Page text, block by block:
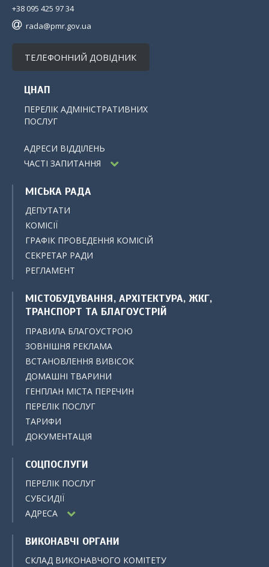
+38 095 425 97 34
rada@pmr.gov.ua
ТЕЛЕФОННИЙ ДОВІДНИК
ЦНАП
ПЕРЕЛІК АДМІНІСТРАТИВНИХ
ПОСЛУГ
АДРЕСИ ВІДДІЛЕНЬ
ЧАСТІ ЗАПИТАННЯ
МІСЬКА РАДА
ДЕПУТАТИ
КОМІСІЇ
ГРАФІК ПРОВЕДЕННЯ КОМІСІЙ
СЕКРЕТАР РАДИ
РЕГЛАМЕНТ
МІСТОБУДУВАННЯ, АРХІТЕКТУРА, ЖКГ,
ТРАНСПОРТ ТА БЛАГОУСТРІЙ
ПРАВИЛА БЛАГОУСТРОЮ
ЗОВНІШНЯ РЕКЛАМА
ВСТАНОВЛЕННЯ ВИВІСОК
ДОМАШНІ ТВАРИНИ
ГЕНПЛАН МІСТА ПЕРЕЧИН
ПЕРЕЛІК ПОСЛУГ
ТАРИФИ
ДОКУМЕНТАЦІЯ
СОЦПОСЛУГИ
ПЕРЕЛІК ПОСЛУГ
СУБСИДІЇ
АДРЕСА
ВИКОНАВЧІ ОРГАНИ
СКЛАД ВИКОНАВЧОГО КОМІТЕТУ